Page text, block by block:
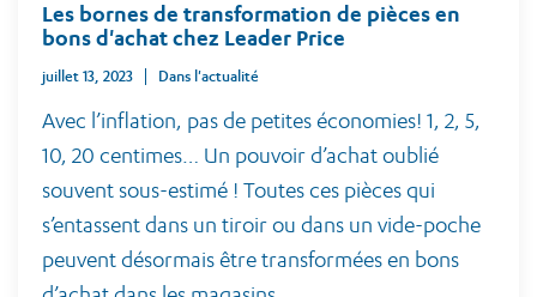
Les bornes de transformation de pièces en
bons d'achat chez Leader Price
juillet 13, 2023 Dans l'actualité
Avec l’inflation, pas de petites économies! 1, 2, 5,
10, 20 centimes… Un pouvoir d’achat oublié
souvent sous-estimé ! Toutes ces pièces qui
s’entassent dans un tiroir ou dans un vide-poche
peuvent désormais être transformées en bons